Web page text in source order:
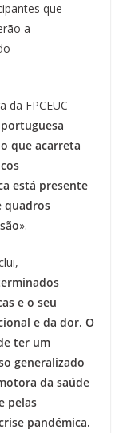
que
a
da FPCEUC
que acarreta
está presente
quadros
».
e o seu
e da dor. O
ter um
generalizado
da saúde
pelas
pandémica.